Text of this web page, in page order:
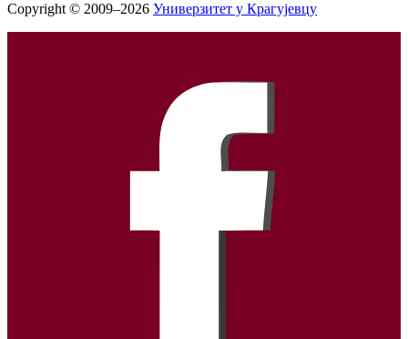
Copyright © 2009–2026 Универзитет у Крагујевцу